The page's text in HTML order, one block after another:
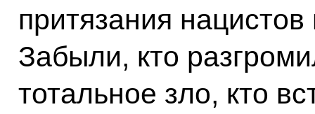
притязания
Забыли, кто
тотальное зло, кто